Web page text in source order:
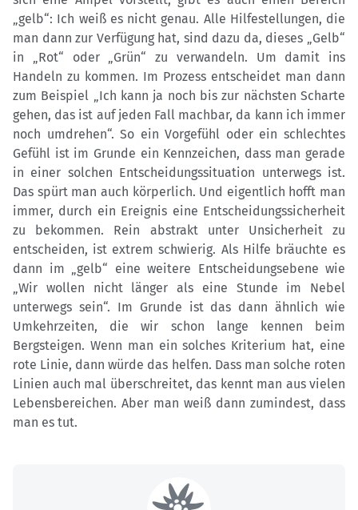
„gelb“: Ich weiß es nicht genau. Alle Hilfestellungen, die
man dann zur Verfügung hat, sind dazu da, dieses „Gelb“
in „Rot“ oder „Grün“ zu verwandeln. Um damit ins
Handeln zu kommen. Im Prozess entscheidet man dann
zum Beispiel „Ich kann ja noch bis zur nächsten Scharte
gehen, das ist auf jeden Fall machbar, da kann ich immer
noch umdrehen“. So ein Vorgefühl oder ein schlechtes
Gefühl ist im Grunde ein Kennzeichen, dass man gerade
in einer solchen Entscheidungssituation unterwegs ist.
Das spürt man auch körperlich. Und eigentlich hofft man
immer, durch ein Ereignis eine Entscheidungssicherheit
zu bekommen. Rein abstrakt unter Unsicherheit zu
entscheiden, ist extrem schwierig. Als Hilfe bräuchte es
dann im „gelb“ eine weitere Entscheidungsebene wie
„Wir wollen nicht länger als eine Stunde im Nebel
unterwegs sein“. Im Grunde ist das dann ähnlich wie
Umkehrzeiten, die wir schon lange kennen beim
Bergsteigen. Wenn man ein solches Kriterium hat, eine
rote Linie, dann würde das helfen. Dass man solche roten
Linien auch mal überschreitet, das kennt man aus vielen
Lebensbereichen. Aber man weiß dann zumindest, dass
man es tut.